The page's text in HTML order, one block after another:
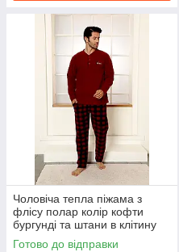
Чоловіча тепла піжама з
флісу полар колір кофти
бургунді та штани в клітину
Готово до відправки